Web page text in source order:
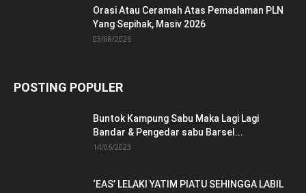
Orasi Atau Ceramah Atas Pemadaman PLN
Yang Sepihak, Masiv 2026
03/08/2026
POSTING POPULER
Buntok Kampung Sabu Maka Lagi Lagi
Bandar & Pengedar sabu Barsel...
14/06/2023
‘EAS’ LELAKI YATIM PIATU SEHINGGA LABIL